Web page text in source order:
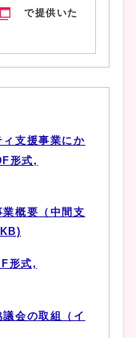
で提供いた
ィ支援事業にか
形式,
概要（中間支
形式,
会の取組（イ